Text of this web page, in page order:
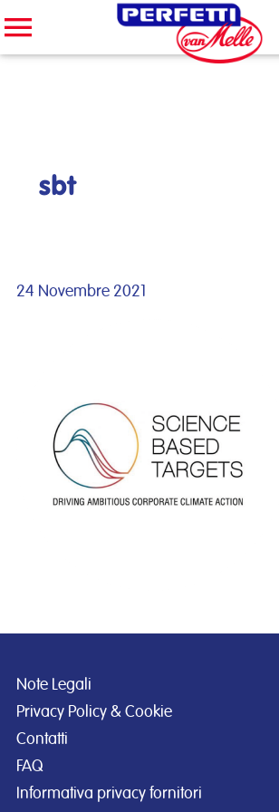
Cerca nel sito
sbt
24 Novembre 2021
Note Legali
Privacy Policy & Cookie
Contatti
FAQ
Informativa privacy fornitori